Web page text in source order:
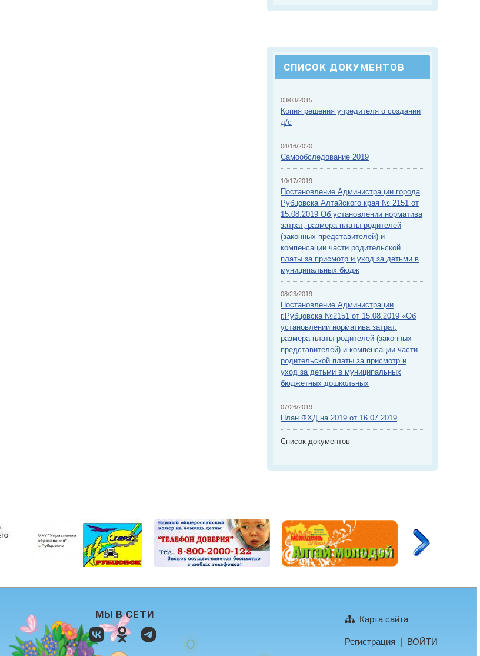
СПИСОК ДОКУМЕНТОВ
03/03/2015
Копия решения учредителя о создании
д/с
04/16/2020
Самообследование 2019
10/17/2019
Постановление Администрации города
Рубцовска Алтайского края № 2151 от
15.08.2019 Об установлении норматива
затрат, размера платы родителей
(законных представителей) и
компенсации части родительской
платы за присмотр и уход за детьми в
муниципальных бюдж
08/23/2019
Постановление Администрации
г.Рубцовска №2151 от 15.08.2019 «Об
установлении норматива затрат,
размера платы родителей (законных
представителей) и компенсации части
родительской платы за присмотр и
уход за детьми в муниципальных
бюджетных дошкольных
07/26/2019
План ФХД на 2019 от 16.07.2019
Список документов
МЫ В СЕТИ Карта сайта
Регистрация | ВОЙТИ